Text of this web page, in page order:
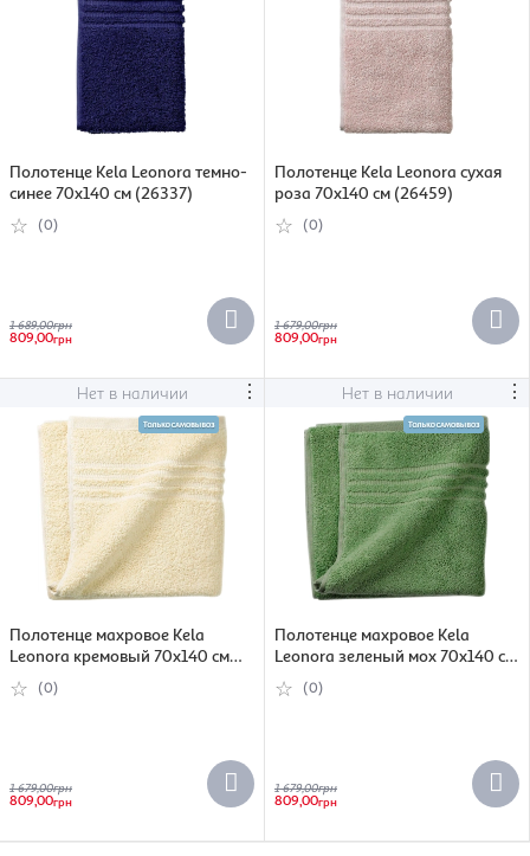
Полотенце Kela Leonora темно-
синее 70х140 см (26337)
(0)
1 689,00грн
809,00грн
Полотенце Kela Leonora сухая
роза 70х140 см (26459)
(0)
1 679,00грн
809,00грн
Нет в наличии ⋮
Полотенце махровое Kela
Leonora кремовый 70х140 см
(26456)
(0)
1 679,00грн
809,00грн
Нет в наличии ⋮
Полотенце махровое Kela
Leonora зеленый мох 70х140 см
(26467)
(0)
1 679,00грн
809,00грн